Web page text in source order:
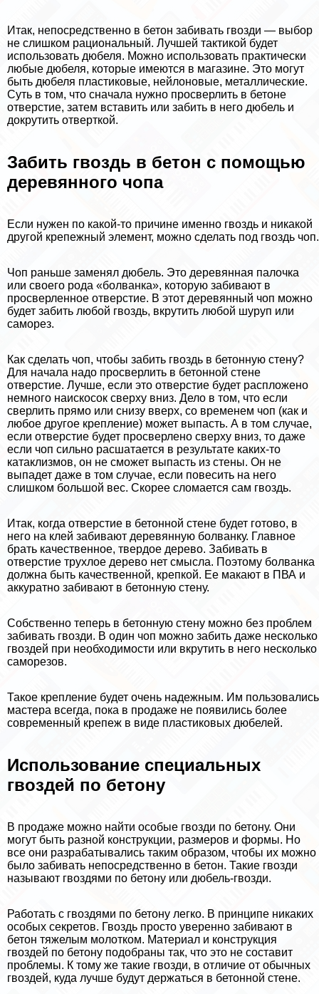
Итак, непосредственно в бетон забивать гвозди — выбор
не слишком рациональный. Лучшей тактикой будет
использовать дюбеля. Можно использовать пpaктически
любые дюбеля, которые имеются в магазине. Это могут
быть дюбеля пластиковые, нейлоновые, металлические.
Суть в том, что сначала нужно просверлить в бетоне
отверстие, затем вставить или забить в него дюбель и
докрутить отверткой.
Забить гвоздь в бетон с помощью
деревянного чопа
Если нужен по какой-то причине именно гвоздь и никакой
другой крепежный элемент, можно сделать под гвоздь чоп.
Чоп раньше заменял дюбель. Это деревянная палочка
или своего рода «болванка», которую забивают в
просверленное отверстие. В этот деревянный чоп можно
будет забить любой гвоздь, вкрутить любой шуруп или
саморез.
Как сделать чоп, чтобы забить гвоздь в бетонную стену?
Для начала надо просверлить в бетонной стене
отверстие. Лучше, если это отверстие будет распложено
немного наискосок сверху вниз. Дело в том, что если
сверлить прямо или снизу вверх, со временем чоп (как и
любое другое крепление) может выпасть. А в том случае,
если отверстие будет просверлено сверху вниз, то даже
если чоп сильно расшатается в результате каких-то
катаклизмов, он не сможет выпасть из стены. Он не
выпадет даже в том случае, если повесить на него
слишком большой вес. Скорее сломается сам гвоздь.
Итак, когда отверстие в бетонной стене будет готово, в
него на клей забивают деревянную болванку. Главное
брать качественное, твердое дерево. Забивать в
отверстие трухлое дерево нет смысла. Поэтому болванка
должна быть качественной, крепкой. Ее макают в ПВА и
аккуратно забивают в бетонную стену.
Собственно теперь в бетонную стену можно без проблем
забивать гвозди. В один чоп можно забить даже несколько
гвоздей при необходимости или вкрутить в него несколько
саморезов.
Такое крепление будет очень надежным. Им пользовались
мастера всегда, пока в продаже не появились более
современный крепеж в виде пластиковых дюбелей.
Использование специальных
гвоздей по бетону
В продаже можно найти особые гвозди по бетону. Они
могут быть разной конструкции, размеров и формы. Но
все они разpaбатывались таким образом, чтобы их можно
было забивать непосредственно в бетон. Такие гвозди
называют гвоздями по бетону или дюбель-гвозди.
Работать с гвоздями по бетону легко. В принципе никаких
особых секретов. Гвоздь просто уверенно забивают в
бетон тяжелым молотком. Материал и конструкция
гвоздей по бетону подобраны так, что это не составит
проблемы. К тому же такие гвозди, в отличие от обычных
гвоздей, куда лучше будут держаться в бетонной стене.